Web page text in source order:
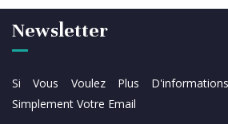
Newsletter
Si Vous Voulez Plus
Simplement Votre Email